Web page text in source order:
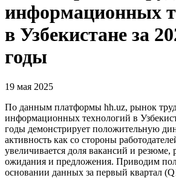
информационных
в Узбекистане за
годы
19 мая 2025
По данным платформы hh.uz, рынок
информационных технологий в
годы демонстрирует положительную
активность как со стороны
увеличивается доля вакансий и резюме,
ожидания и предложения. Приводим
основании данных за первый квартал